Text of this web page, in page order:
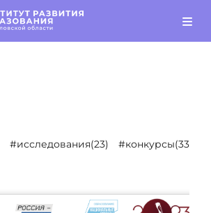
#исследования(23) #конкурсы(330)